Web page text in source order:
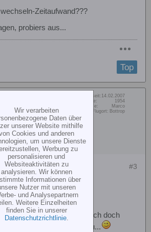
Zeitaufwand???
probiers aus...
Top
Member
Dabei seit: 14.02.2007
Beiträge:
1954
Vorname:
Marco
Wohn/Flugort: Bottrop
#3
Zeitaufwand???
nem Crash sollte man sich doch
für den Wiederaufbau...
Wir verarbeiten
Daten über
unserer Website mithilfe
Cookies und anderen
um unsere Dienste
Werbung zu
personalisieren und
Websiteaktivitäten zu
analysieren. Wir können
Informationen über
Nutzer mit unseren
und Analysepartnern
Weitere Einzelheiten
finden Sie in unserer
Datenschutzrichtlinie.